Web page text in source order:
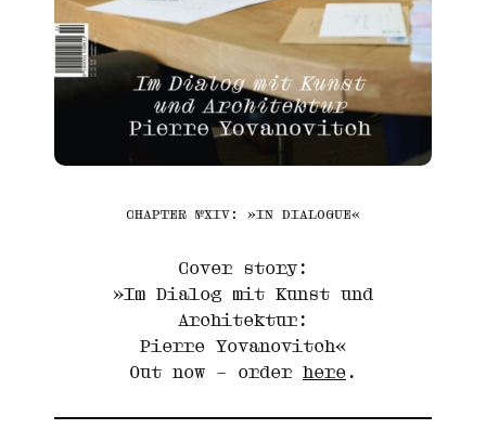
CHAPTER №XIV: »IN DIALOGUE«
Cover story:
»Im Dialog mit Kunst und
Architektur:
Pierre Yovanovitch«
Out now – order here .